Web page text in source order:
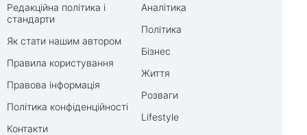
Редакційна політика і
стандарти
Як стати нашим автором
Правила користування
Правова інформація
Політика конфіденційності
Контакти
Аналітика
Політика
Бізнес
Життя
Розваги
Lifestyle